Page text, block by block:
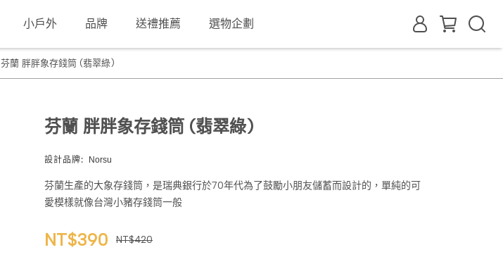
小戶外 品牌 送禮推薦 選物企劃
芬蘭 胖胖象存錢筒 (翡翠綠)
芬蘭 胖胖象存錢筒 (翡翠綠)
設計品牌: Norsu
芬蘭生產的大象存錢筒，是瑞典銀行於70年代為了鼓勵小朋友儲蓄而設計的，單純的可
愛模樣就像台灣小豬存錢筒一般
NT$390 NT$420